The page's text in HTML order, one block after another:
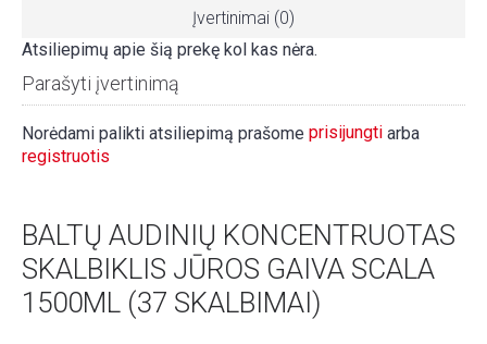
Įvertinimai (0)
Atsiliepimų apie šią prekę kol kas nėra.
Parašyti įvertinimą
Norėdami palikti atsiliepimą prašome prisijungti arba
registruotis
BALTŲ AUDINIŲ KONCENTRUOTAS
SKALBIKLIS JŪROS GAIVA SCALA
1500ML (37 SKALBIMAI)